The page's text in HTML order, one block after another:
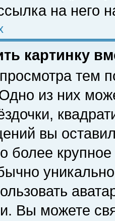
на него
картинку
тем
из них
вы
более
Вы можете